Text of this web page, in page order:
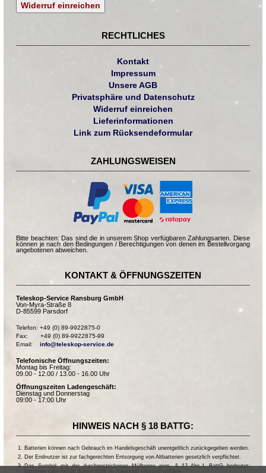
Widerruf einreichen
RECHTLICHES
Kontakt
Impressum
Unsere AGB
Privatsphäre und Datenschutz
Widerruf einreichen
Lieferinformationen
Link zum Rücksendeformular
ZAHLUNGSWEISEN
Bitte beachten: Das sind die in unserem Shop verfügbaren Zahlungsarten. Diese
können je nach den Bedingungen / Berechtigungen von denen im Bestellvorgang
angebotenen abweichen.
KONTAKT & ÖFFNUNGSZEITEN
Teleskop-Service Ransburg GmbH
Von-Myra-Straße 8
D-85599 Parsdorf
Telefon: +49 (0) 89-9922875-0
Fax:       +49 (0) 89-9922875-99
Email: info@teleskop-service.de
Telefonische Öffnungszeiten:
Montag bis Freitag:
09.00 - 12.00 / 13.00 - 16.00 Uhr
Öffnungszeiten Ladengeschäft:
Dienstag und Donnerstag
09:00 - 17:00 Uhr
HINWEIS NACH § 18 BATTG:
Batterien können nach Gebrauch im Handelsgeschäft unentgeltlich zurückgegeben werden.
Der Endnutzer ist zur fachgerechten Entsorgung von Altbatterien gesetzlich verpflichtet.
Das Symbol mit der durchgestrichenen Mülltonne gem. § 17 Abs.1 BattG bedeutet: